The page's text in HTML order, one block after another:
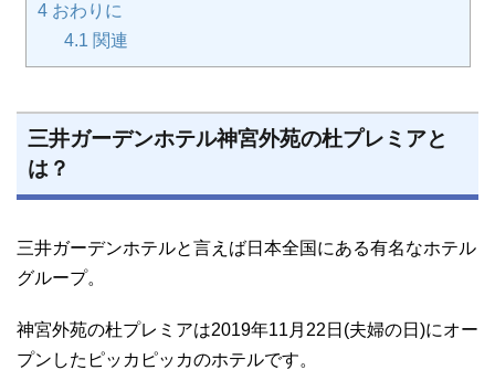
4おわりに
4.1 関連
三井ガーデンホテル神宮外苑の杜プレミアと
は？
三井ガーデンホテルと言えば日本全国にある有名なホテル
グループ。
神宮外苑の杜プレミアは2019年11月22日(夫婦の日)にオー
プンしたピッカピッカのホテルです。